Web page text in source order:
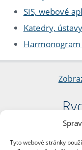
Tyto webové stránky
SIS, webové
Katedry,